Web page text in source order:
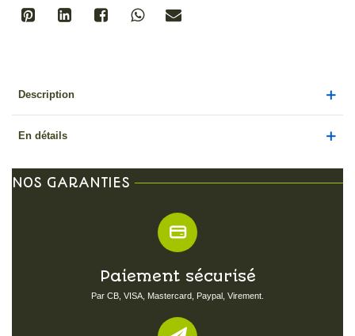
Description
En détails
NOS GARANTIES
Paiement sécurisé
Par CB, VISA, Mastercard, Paypal, Virement.